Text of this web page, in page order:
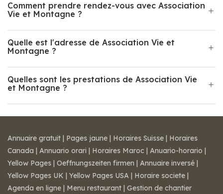
Comment prendre rendez-vous avec Association
Vie et Montagne ?
Quelle est l'adresse de Association Vie et
Montagne ?
Quelles sont les prestations de Association Vie
et Montagne ?
Annuaire gratuit | Pages jaune | Horaires Suisse | Horaires
Canada | Annuario orari | Horaires Maroc | Anuario-horario |
Yellow Pages | Oeffnungszeiten firmen | Annuaire inversé |
Yellow Pages UK | Yellow Pages USA | Horaire societe |
Agenda en ligne | Menu restaurant | Gestion de chantier